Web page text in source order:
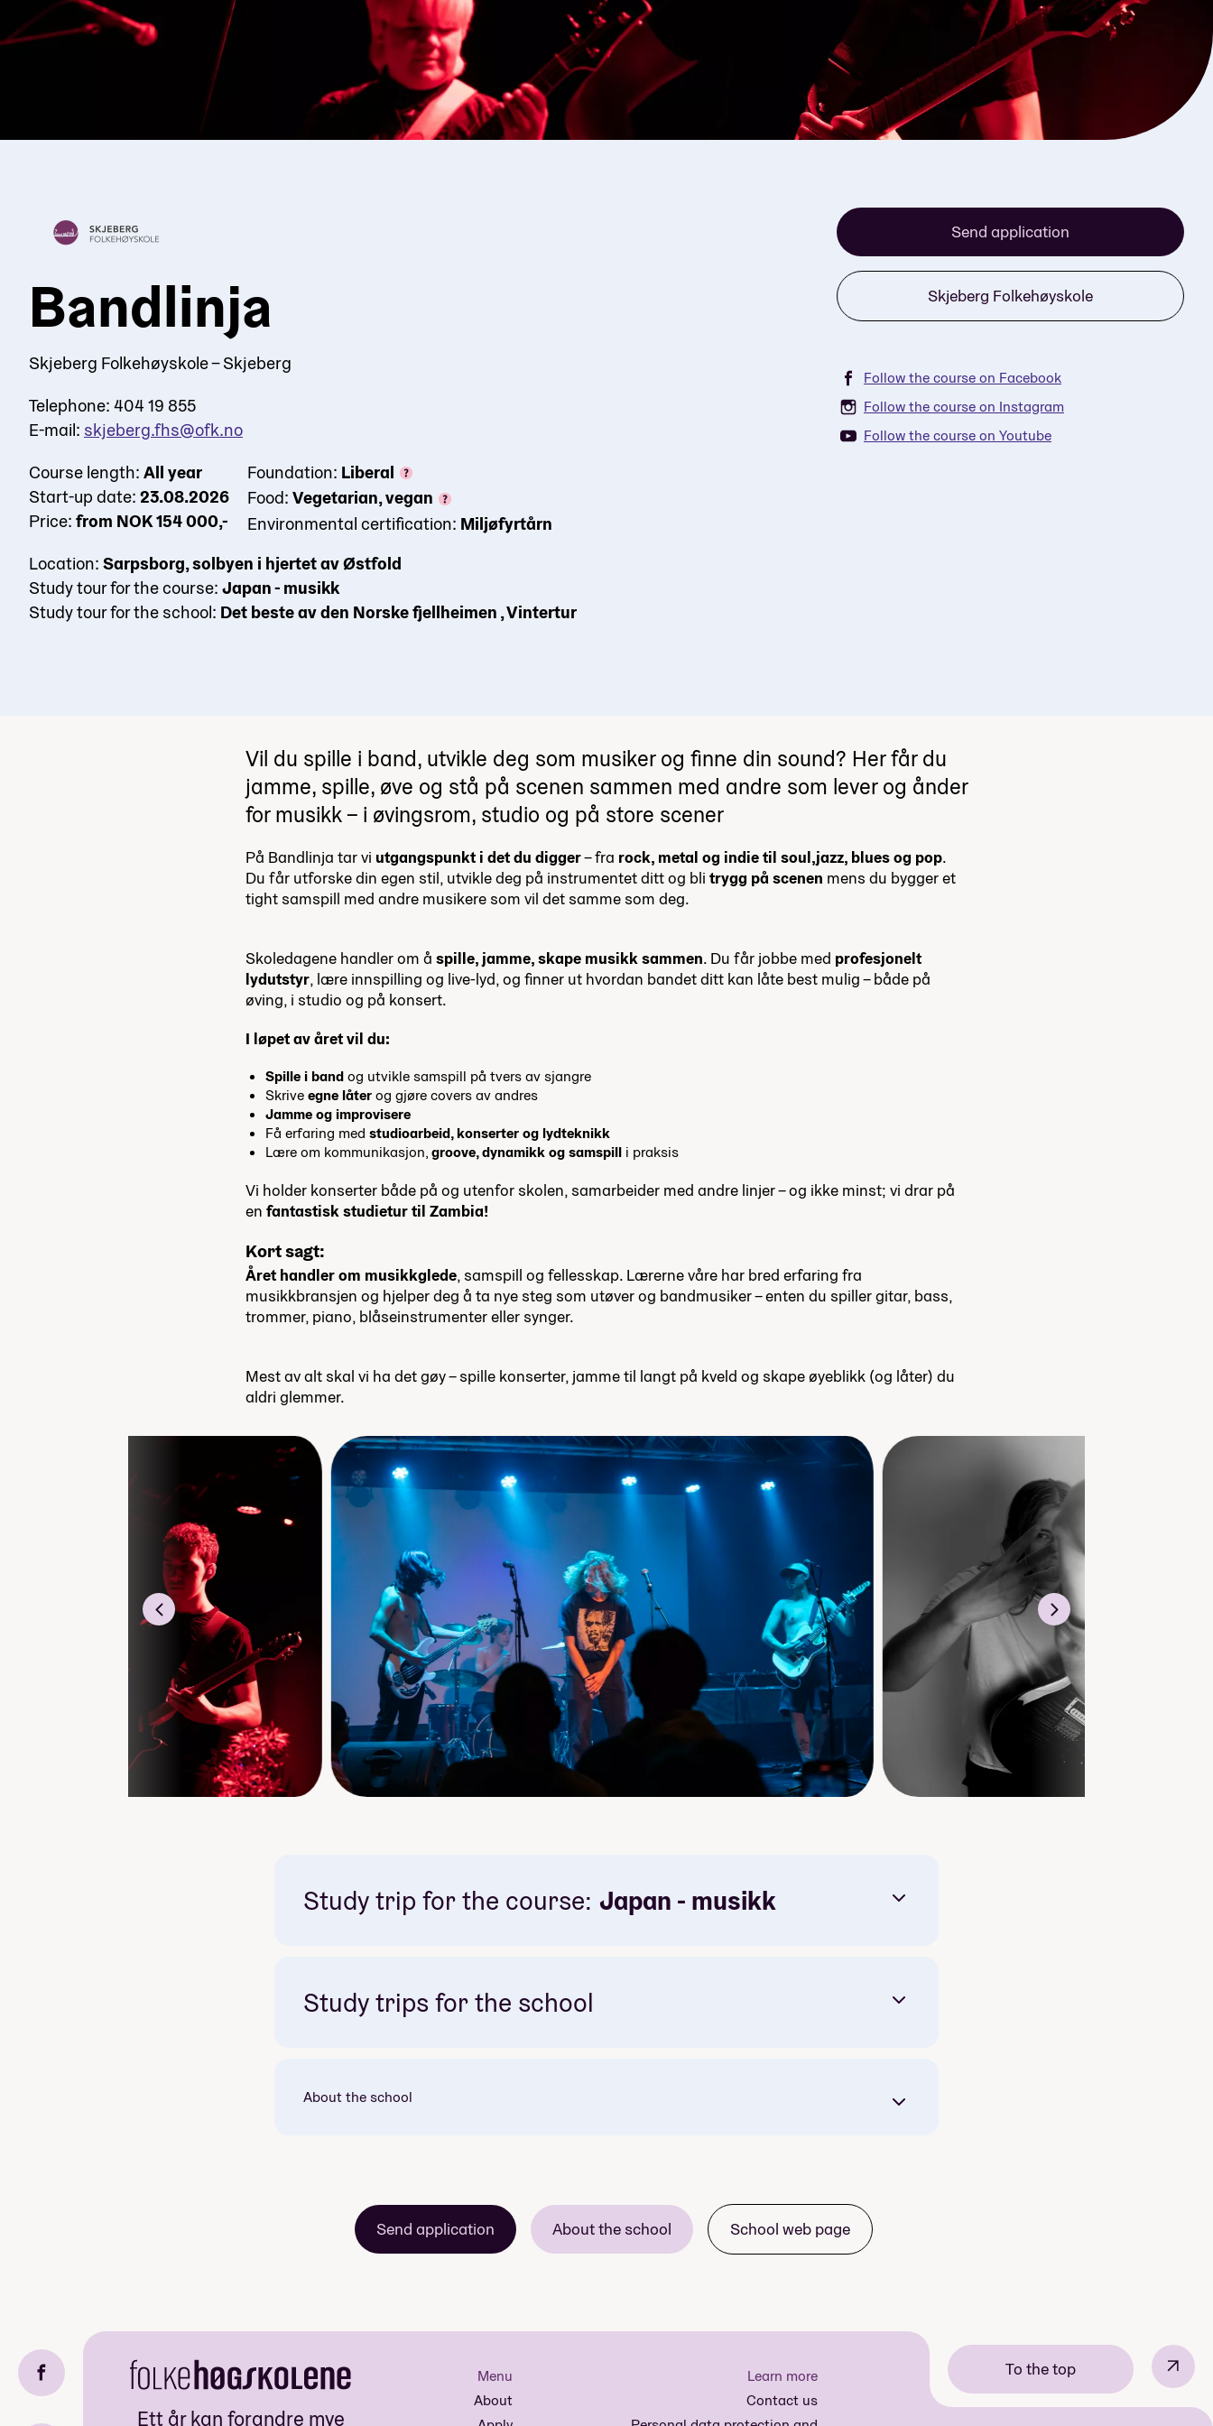
Bandlinja
Skjeberg Folkehøyskole – Skjeberg
Telephone: 404 19 855
E-mail: skjeberg.fhs@ofk.no
Course length: All year
Start-up date: 23.08.2026
Price: from NOK 154 000,-
Foundation: Liberal
Food: Vegetarian, vegan
Environmental certification: Miljøfyrtårn
Location: Sarpsborg, solbyen i hjertet av Østfold
Study tour for the course: Japan - musikk
Study tour for the school: Det beste av den Norske fjellheimen , Vintertur
Send application
Skjeberg Folkehøyskole
Follow the course on Facebook
Follow the course on Instagram
Follow the course on Youtube
Vil du spille i band, utvikle deg som musiker og finne din sound? Her får du
jamme, spille, øve og stå på scenen sammen med andre som lever og ånder
for musikk – i øvingsrom, studio og på store scener
På Bandlinja tar vi utgangspunkt i det du digger– fra rock, metal og indie til soul,jazz, blues og pop.
Du får utforske din egen stil, utvikle deg på instrumentet ditt og bli trygg på scenen mens du bygger et
tight samspill med andre musikere som vil det samme som deg.
Skoledagene handler om å spille, jamme, skape musikk sammen. Du får jobbe med profesjonelt
lydutstyr, lære innspilling og live-lyd, og finner ut hvordan bandet ditt kan låte best mulig – både på
øving, i studio og på konsert.
I løpet av året vil du:
Spille i bandog utvikle samspill på tvers av sjangre
Skriveegne låterog gjøre covers av andres
Jamme og improvisere
Få erfaring medstudioarbeid, konserter og lydteknikk
Lære om kommunikasjon,groove, dynamikk og samspill i praksis
Vi holder konserter både på og utenfor skolen, samarbeider med andre linjer – og ikke minst; vi drar på
en fantastisk studietur til Zambia!
Kort sagt:
Året handler om musikkglede, samspill og fellesskap. Lærerne våre har bred erfaring fra
musikkbransjen og hjelper deg å ta nye steg som utøver og bandmusiker – enten du spiller gitar, bass,
trommer, piano, blåseinstrumenter eller synger.
Mest av alt skal vi ha det gøy – spille konserter, jamme til langt på kveld og skape øyeblikk (og låter) du
aldri glemmer.
Study trip for the course: Japan - musikk
Study trips for the school
Mandatory: Yes
Price: Included in course price
About the school
Send application About the school School web page
Ett år kan forandre mye
Menu
About
Learn more
Contact us
To the top ↗